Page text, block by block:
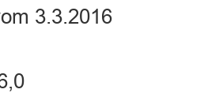
3.3.2016